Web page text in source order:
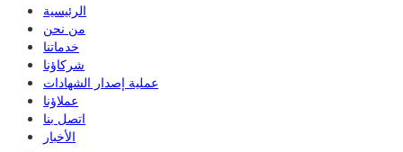
الرئيسية
من نحن
خدماتنا
شركاؤنا
عملية إصدار الشهادات
عملاؤنا
اتصل بنا
الأخبار